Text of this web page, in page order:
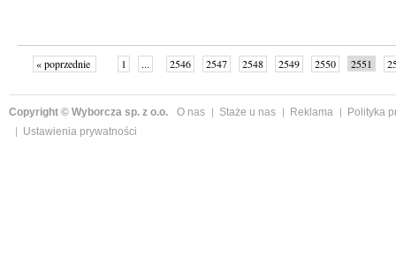
« poprzednie 1 ... 2546 2547 2548 2549 2550 2551
Copyright © Wyborcza sp. z o.o. O nas Staże u nas Reklama
Polityka
Ustawienia prywatności